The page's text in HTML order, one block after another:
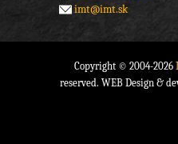
imt@imt.sk
Copyright © 2004-2026
reserved. WEB Design &